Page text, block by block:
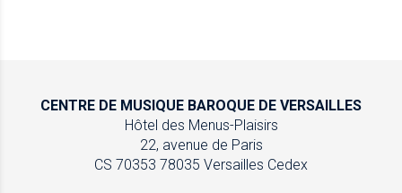
CENTRE DE MUSIQUE BAROQUE DE VERSAILLES
Hôtel des Menus-Plaisirs
22, avenue de Paris
CS 70353 78035 Versailles Cedex